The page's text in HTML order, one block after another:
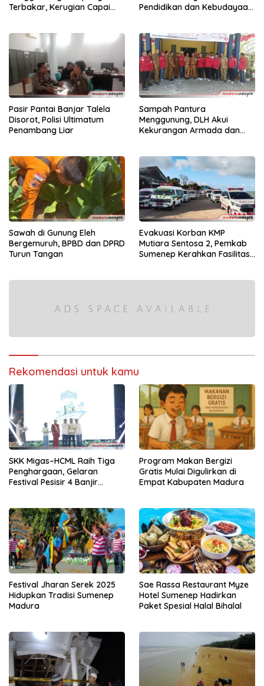
Terbakar, Kerugian Capai
Pendidikan dan Kebudayaan
Pasir Pantai Banjar Talela
Disorot, Polisi Ultimatum
Penambang Liar
Sampah Pantura
Menggunung, DLH Akui
Kekurangan Armada dan
Sawah di Gunung Eleh
Bergemuruh, BPBD dan DPRD
Turun Tangan
Evakuasi Korban KMP
Mutiara Sentosa 2, Pemkab
Sumenep Kerahkan Fasilitas
Rekomendasi untuk kamu
SKK Migas–HCML Raih Tiga
Penghargaan, Gelaran
Festival Pesisir 4 Banjir
Program Makan Bergizi
Gratis Mulai Digulirkan di
Empat Kabupaten Madura
Festival Jharan Serek 2025
Hidupkan Tradisi Sumenep
Madura
Sae Rassa Restaurant Myze
Hotel Sumenep Hadirkan
Paket Spesial Halal Bihalal